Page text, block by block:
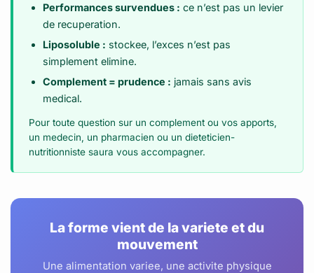
Performances survendues : ce n’est pas un levier
de recuperation.
Liposoluble : stockee, l’exces n’est pas
simplement elimine.
Complement = prudence : jamais sans avis
medical.
Pour toute question sur un complement ou vos apports,
un medecin, un pharmacien ou un dieteticien-
nutritionniste saura vous accompagner.
La forme vient de la variete et du
mouvement
Une alimentation variee, une activite physique